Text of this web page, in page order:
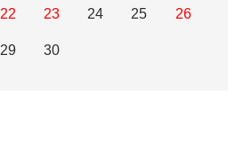
22 23 24 25 26
29 30